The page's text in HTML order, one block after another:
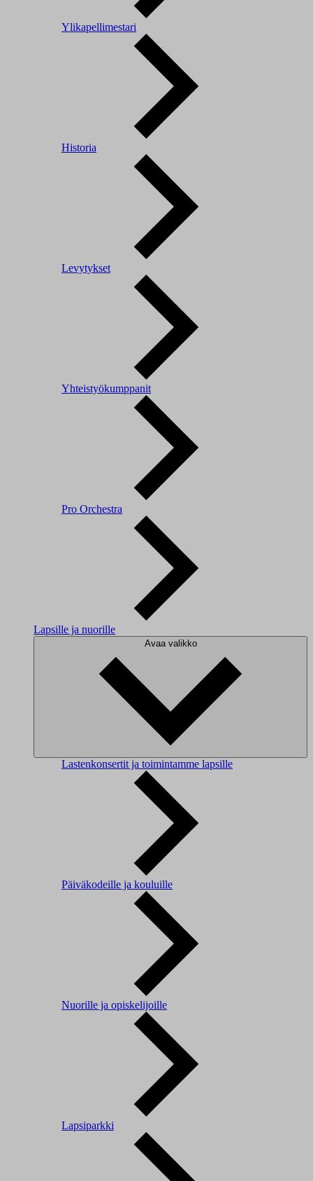
Ylikapellimestari
Historia
Levytykset
Yhteistyökumppanit
Pro Orchestra
Lapsille ja nuorille
Avaa valikko
Lastenkonsertit ja toimintamme lapsille
Päiväkodeille ja kouluille
Nuorille ja opiskelijoille
Lapsiparkki